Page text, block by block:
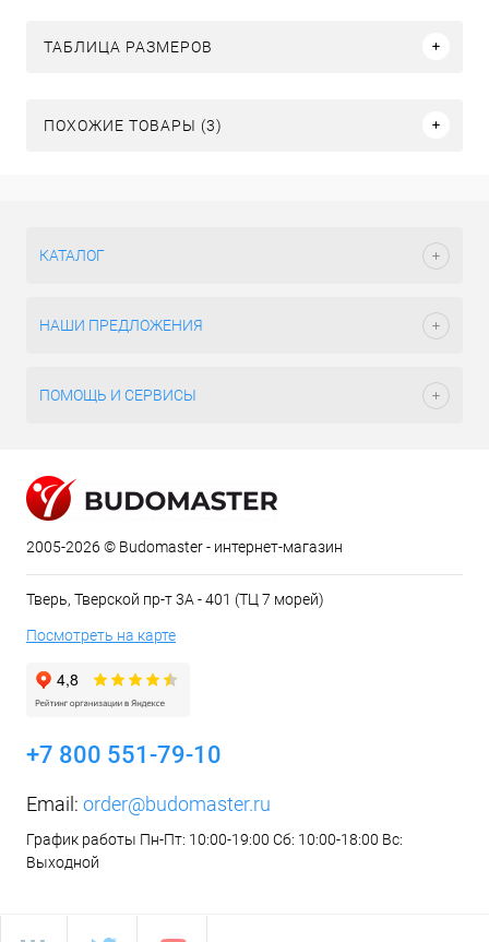
ТАБЛИЦА РАЗМЕРОВ
ПОХОЖИЕ ТОВАРЫ (3)
КАТАЛОГ
НАШИ ПРЕДЛОЖЕНИЯ
ПОМОЩЬ И СЕРВИСЫ
2005-2026 © Budomaster - интернет-магазин
Тверь, Тверской пр-т 3А - 401 (ТЦ 7 морей)
Посмотреть на карте
+7 800 551-79-10
Email: order@budomaster.ru
График работы Пн-Пт: 10:00-19:00 Сб: 10:00-18:00 Вс:
Выходной